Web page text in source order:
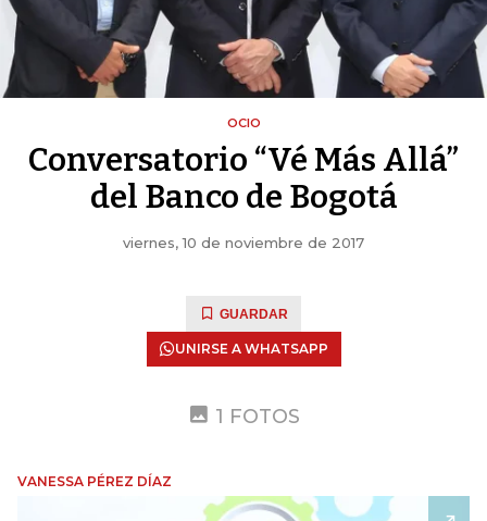
OCIO
Conversatorio “Vé Más Allá”
del Banco de Bogotá
viernes, 10 de noviembre de 2017
GUARDAR
UNIRSE A WHATSAPP
1 FOTOS
VANESSA PÉREZ DÍAZ